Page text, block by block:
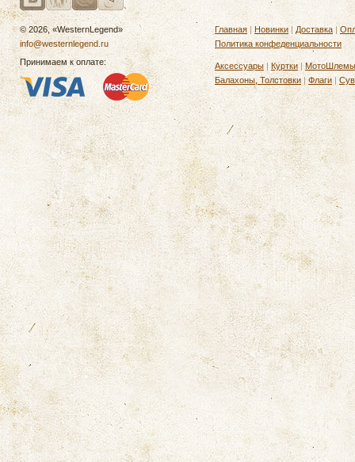
© 2026, «WesternLegend»
info@westernlegend.ru
Принимаем к оплате:
Главная | Новинки | Доставка |
Политика конфеденциальности
Аксессуары | Куртки | МотоШлемы
Балахоны, Толстовки |Флаги |